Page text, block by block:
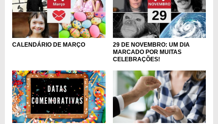
CALENDÁRIO DE MARÇO
29 DE NOVEMBRO: UM DIA
MARCADO POR MUITAS
CELEBRAÇÕES!